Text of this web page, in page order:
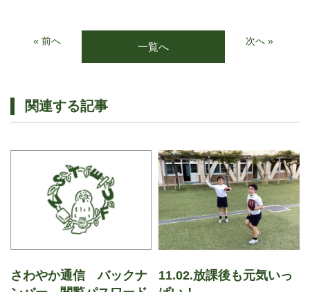
« 前へ 一覧へ 次へ »
関連する記事
さわやか通信 バックナ
11.02.放課後も元気いっ